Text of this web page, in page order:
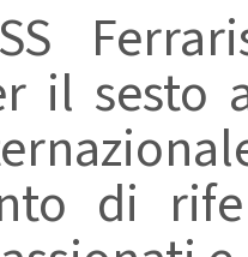
il sesto
di